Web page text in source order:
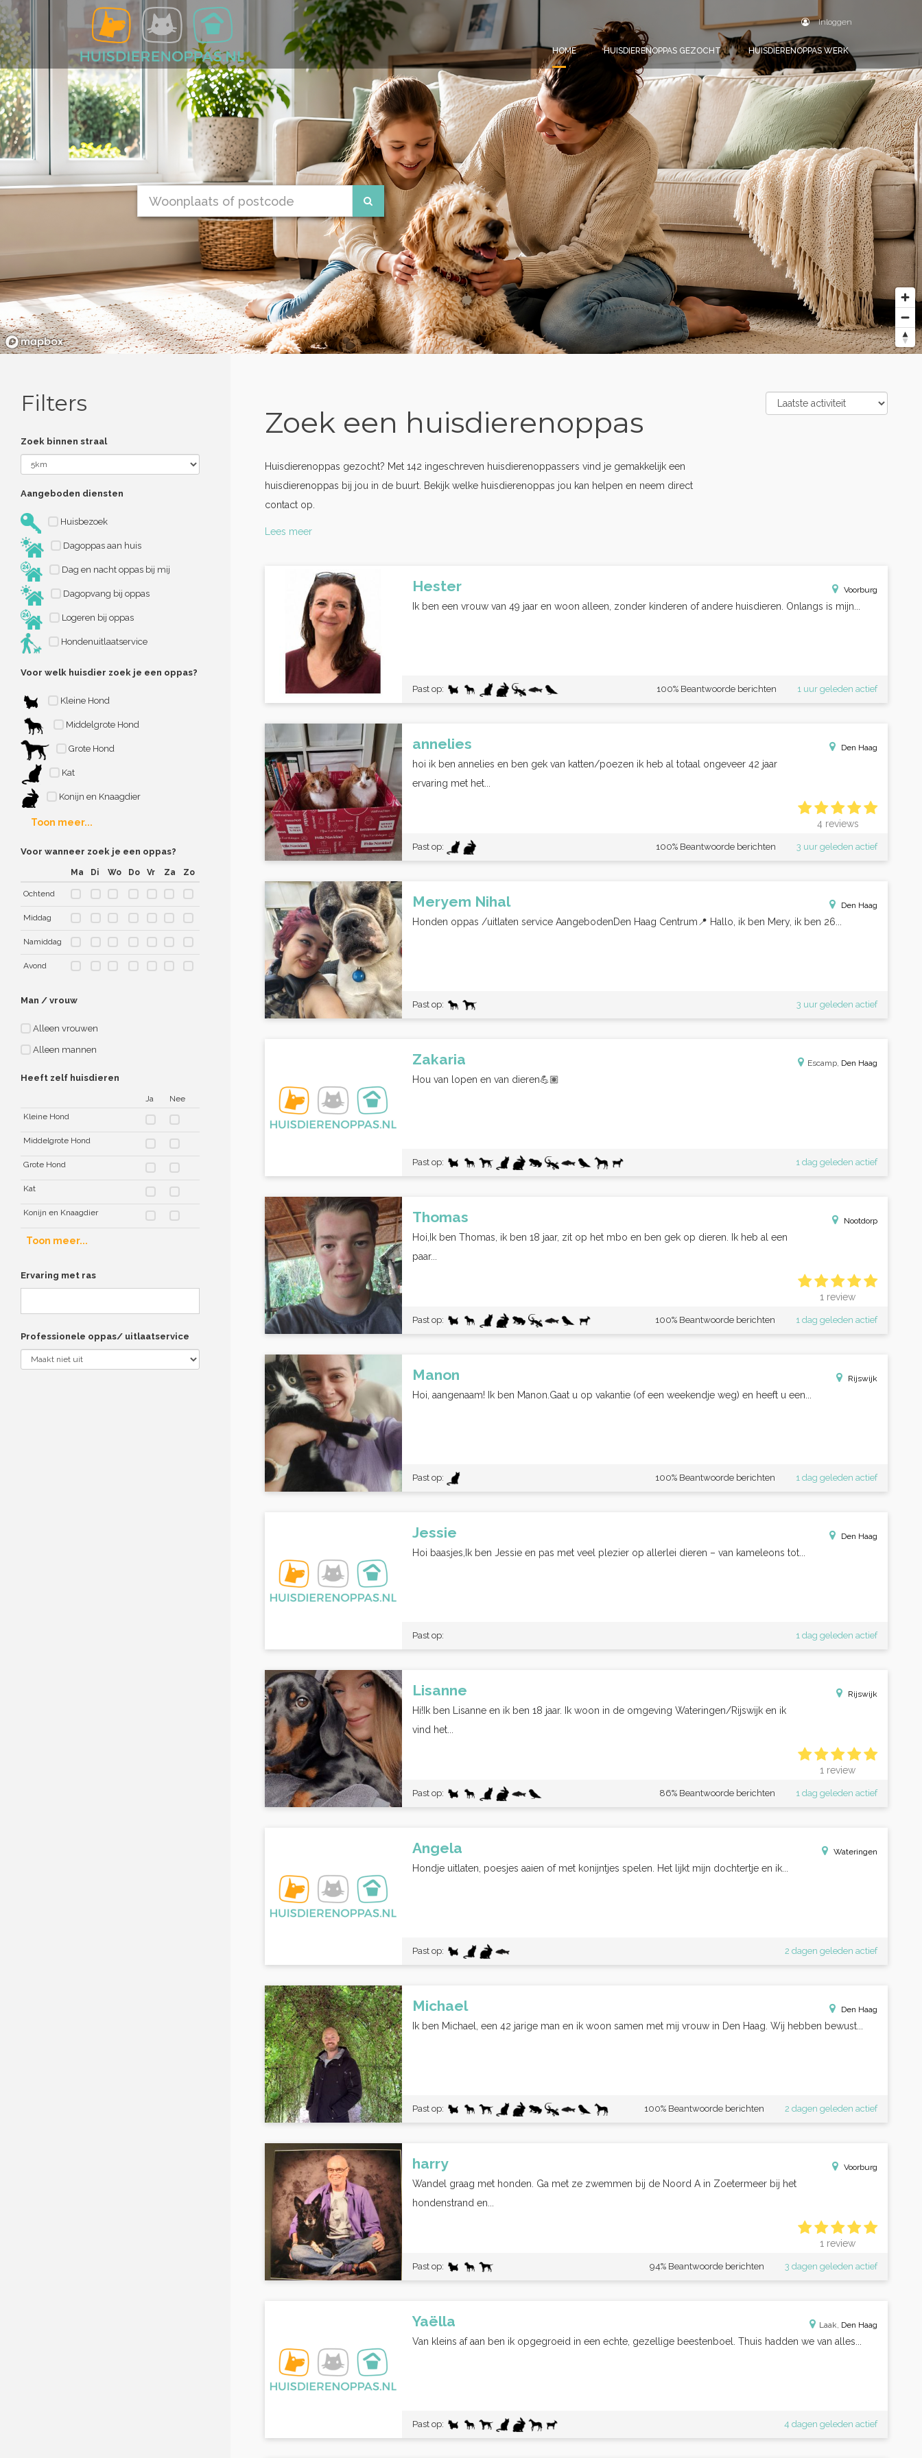
Inloggen
HOME HUISDIERENOPPAS GEZOCHT HUISDIERENOPPAS WERK
Filters
Zoek binnen straal
Aangeboden diensten
Huisbezoek
Dagoppas aan huis
Dag en nacht oppas bij mij
Dagopvang bij oppas
Logeren bij oppas
Hondenuitlaatservice
Voor welk huisdier zoek je een oppas?
Kleine Hond
Middelgrote Hond
Grote Hond
Kat
Konijn en Knaagdier
Toon meer...
Voor wanneer zoek je een oppas?
Ma Di Wo Do Vr Za Zo
Ochtend
Middag
Namiddag
Avond
Man / vrouw
Alleen vrouwen
Alleen mannen
Heeft zelf huisdieren
Ja
Nee
Kleine Hond
Middelgrote Hond
Grote Hond
Kat
Konijn en Knaagdier
Toon meer...
Ervaring met ras
Professionele oppas/ uitlaatservice
Zoek een huisdierenoppas
Huisdierenoppas gezocht? Met 142 ingeschreven huisdierenoppassers vind je gemakkelijk een
huisdierenoppas bij jou in de buurt. Bekijk welke huisdierenoppas jou kan helpen en neem direct
contact op.
Lees meer
Hester Voorburg
Ik ben een vrouw van 49 jaar en woon alleen, zonder kinderen of andere huisdieren. Onlangs is mijn...
Past op: 1 uur geleden actief
100% Beantwoorde berichten
annelies Den Haag
4 reviews
hoi ik ben annelies en ben gek van katten/poezen ik heb al totaal ongeveer 42 jaar
ervaring met het...
Past op: 3 uur geleden actief
100% Beantwoorde berichten
Meryem Nihal Den Haag
Honden oppas /uitlaten service AangebodenDen Haag Centrum📍 Hallo, ik ben Mery, ik ben 26...
Past op: 3 uur geleden actief
Zakaria Escamp, Den Haag
Hou van lopen en van dieren💪🏽
Past op: 1 dag geleden actief
Thomas Nootdorp
1 review
Hoi,Ik ben Thomas, ik ben 18 jaar, zit op het mbo en ben gek op dieren. Ik heb al een
paar...
Past op: 1 dag geleden actief
100% Beantwoorde berichten
Manon Rijswijk
Hoi, aangenaam! Ik ben Manon.Gaat u op vakantie (of een weekendje weg) en heeft u een...
Past op: 1 dag geleden actief
100% Beantwoorde berichten
Jessie Den Haag
Hoi baasjes,Ik ben Jessie en pas met veel plezier op allerlei dieren – van kameleons tot...
Past op: 1 dag geleden actief
Lisanne Rijswijk
1 review
Hi!Ik ben Lisanne en ik ben 18 jaar. Ik woon in de omgeving Wateringen/Rijswijk en ik
vind het...
Past op: 1 dag geleden actief
86% Beantwoorde berichten
Angela Wateringen
Hondje uitlaten, poesjes aaien of met konijntjes spelen. Het lijkt mijn dochtertje en ik...
Past op: 2 dagen geleden actief
Michael Den Haag
Ik ben Michael, een 42 jarige man en ik woon samen met mij vrouw in Den Haag. Wij hebben bewust...
Past op: 2 dagen geleden actief
100% Beantwoorde berichten
harry Voorburg
1 review
Wandel graag met honden. Ga met ze zwemmen bij de Noord A in Zoetermeer bij het
hondenstrand en...
Past op: 3 dagen geleden actief
94% Beantwoorde berichten
Yaëlla Laak, Den Haag
Van kleins af aan ben ik opgegroeid in een echte, gezellige beestenboel. Thuis hadden we van alles...
Past op: 4 dagen geleden actief